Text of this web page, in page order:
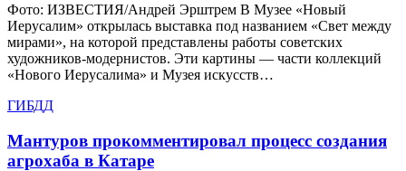
Фото: ИЗВЕСТИЯ/Андрей Эрштрем В Музее «Новый
Иерусалим» открылась выставка под названием «Свет между
мирами», на которой представлены работы советских
художников-модернистов. Эти картины — части коллекций
«Нового Иерусалима» и Музея искусств…
ГИБДД
Мантуров прокомментировал процесс создания
агрохаба в Катаре